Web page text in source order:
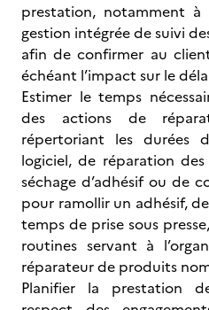
prestation, notamment à
gestion intégrée de suivi
afin de confirmer au
échéant l’impact sur le
Estimer le temps
des actions de
répertoriant les durées
logiciel, de réparation
séchage d’adhésif ou de
pour ramollir un adhésif,
temps de prise sous
routines servant à
réparateur de produits
Planifier la prestation